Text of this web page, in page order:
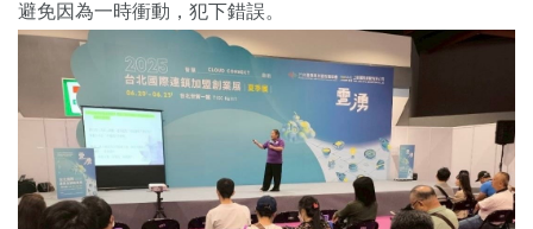
避免因為一時衝動，犯下錯誤。